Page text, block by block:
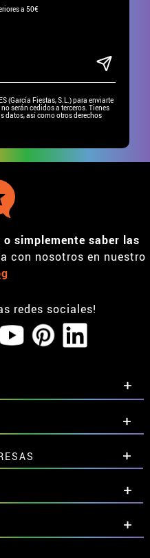
a 50€
(García Fiestas, S.L.) para enviarte
serán cedidos a terceros. Tienes
datos, así como otros derechos
simplemente saber las
con nosotros en nuestro
redes sociales!
y empresas.